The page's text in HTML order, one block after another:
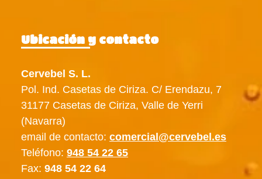
Ubicación y contacto
Cervebel S. L.
Pol. Ind. Casetas de Ciriza. C/ Erendazu, 7
31177 Casetas de Ciriza, Valle de Yerri
(Navarra)
email de contacto: comercial@cervebel.es
Teléfono: 948 54 22 65
Fax: 948 54 22 64